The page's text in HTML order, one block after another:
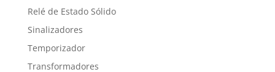
Relé de Estado Sólido
Sinalizadores
Temporizador
Transformadores